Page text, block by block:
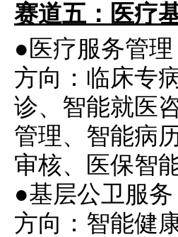
赛道五：医疗
●医疗服务管理
方向：临床专
诊、智能就医
管理、智能病
审核、医保智
●基层公卫服务
方向：智能健